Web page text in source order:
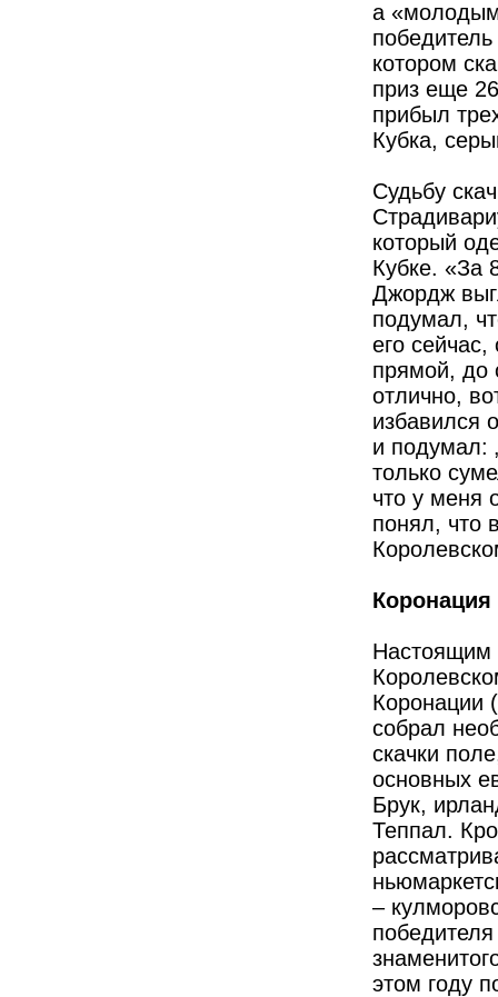
а
котором
приз еще
прибыл
Кубка,
Судьбу
который
Кубке. «За
Джордж
подумал,
его
прямой, до
отлично,
избавился
и поду­мал:
только
что у меня
понял, что
Настоящим
Коронации
собрал
скачки
основных
Брук,
Теппал.
–
этом году